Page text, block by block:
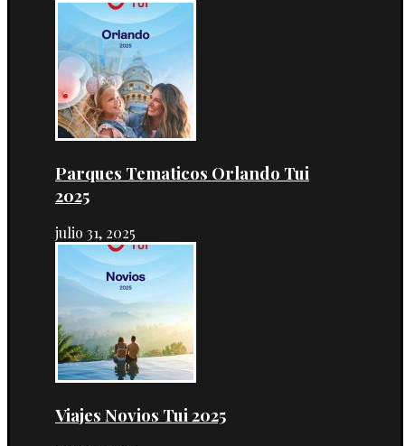
Parques Tematicos Orlando Tui
2025
julio 31, 2025
Viajes Novios Tui 2025